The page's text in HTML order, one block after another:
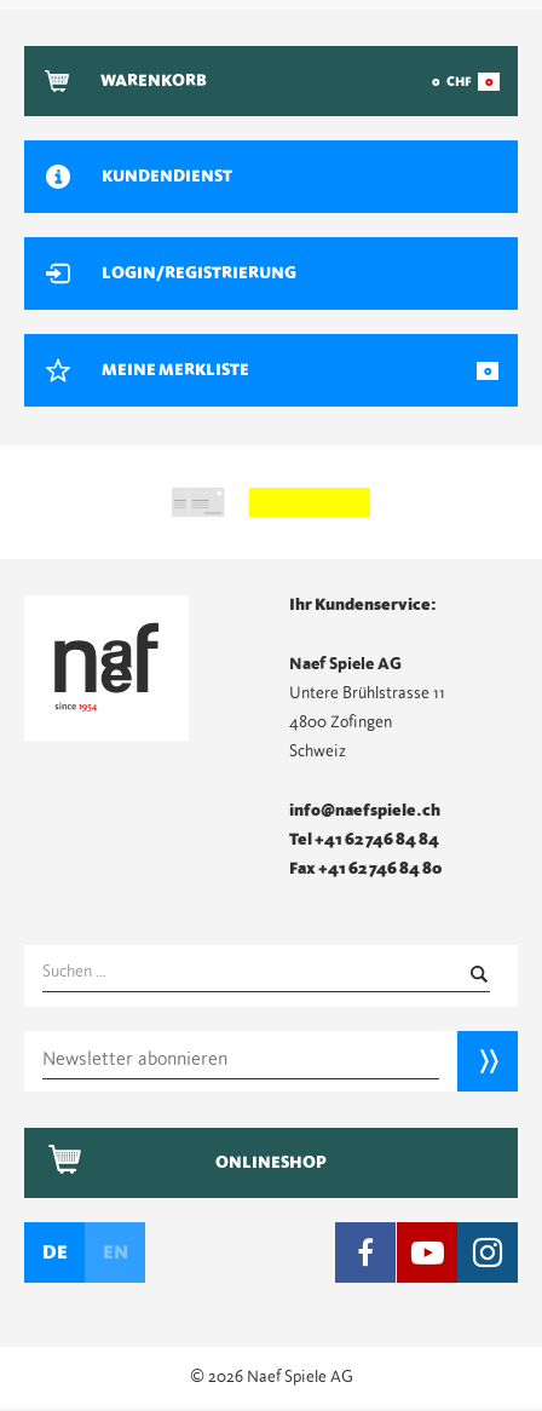
WARENKORB 0 CHF 0
KUNDENDIENST
LOGIN/REGISTRIERUNG
MEINE MERKLISTE 0
Ihr Kundenservice:
Naef Spiele AG
Untere Brühlstrasse 11
4800 Zofingen
Schweiz
info@naefspiele.ch
Tel +41 62 746 84 84
Fax +41 62 746 84 80
Suchen
nach:
ONLINESHOP
DE EN
© 2026 Naef Spiele AG